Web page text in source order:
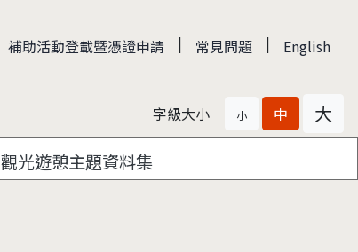
補助活動登載暨憑證申請 | 常見問題 | English
字級大小 小 中 大
觀光遊憩主題資料集